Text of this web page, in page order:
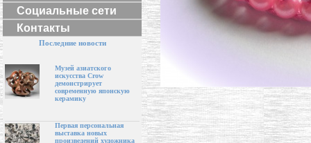
Социальные сети
Контакты
Последние новости
Музей азиатского
искусства Crow
демонстрирует
современную японскую
керамику
Первая персональная
выставка новых
произведений художника